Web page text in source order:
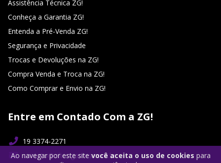
Ao navegar por este sitevocê aceita o uso de cookies para
Assistência Técnica ZG!
Conheça a Garantia ZG!
Entenda a Pré-Venda ZG!
Segurança e Privacidade
Trocas e Devoluções na ZG!
Compra Venda e Troca na ZG!
Como Comprar e Envio na ZG!
Entre em Contado Com a ZG!
19 3374-2271
contato@ziliongames.com.br